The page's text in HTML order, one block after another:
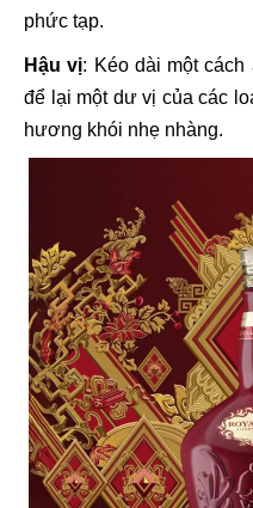
phức tạp.
Hậu vị: Kéo dài một
để lại một dư vị của các
hương khói nhẹ nhàng.